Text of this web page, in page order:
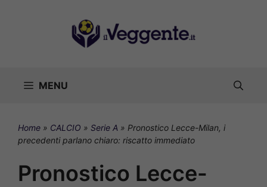
MENU
Home » CALCIO » Serie A » Pronostico Lecce-Milan, i
precedenti parlano chiaro: riscatto immediato
Pronostico Lecce-